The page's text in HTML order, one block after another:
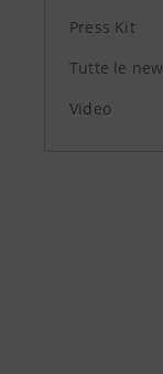
Press Kit
Tutte le
Video